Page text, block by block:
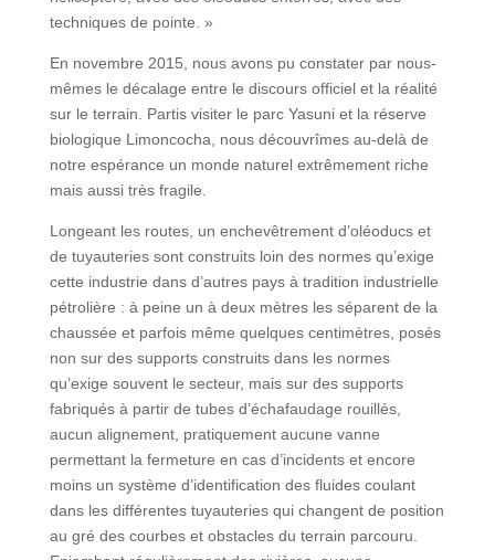
techniques de pointe. »
En novembre 2015, nous avons pu constater par nous-
mêmes le décalage entre le discours officiel et la réalité
sur le terrain. Partis visiter le parc Yasuni et la réserve
biologique Limoncocha, nous découvrîmes au-delà de
notre espérance un monde naturel extrêmement riche
mais aussi très fragile.
Longeant les routes, un enchevêtrement d’oléoducs et
de tuyauteries sont construits loin des normes qu’exige
cette industrie dans d’autres pays à tradition industrielle
pétrolière : à peine un à deux mètres les séparent de la
chaussée et parfois même quelques centimètres, posés
non sur des supports construits dans les normes
qu’exige souvent le secteur, mais sur des supports
fabriqués à partir de tubes d’échafaudage rouillés,
aucun alignement, pratiquement aucune vanne
permettant la fermeture en cas d’incidents et encore
moins un système d’identification des fluides coulant
dans les différentes tuyauteries qui changent de position
au gré des courbes et obstacles du terrain parcouru.